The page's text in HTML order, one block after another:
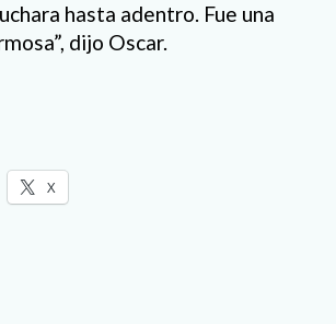
hasta adentro. Fue una
dijo Oscar.
X